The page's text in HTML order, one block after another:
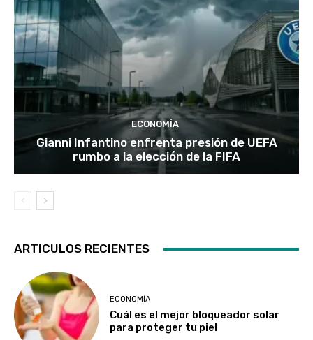
ECONOMÍA
Gianni Infantino enfrenta presión de UEFA
rumbo a la elección de la FIFA
ARTICULOS RECIENTES
ECONOMÍA
Cuál es el mejor bloqueador solar
para proteger tu piel